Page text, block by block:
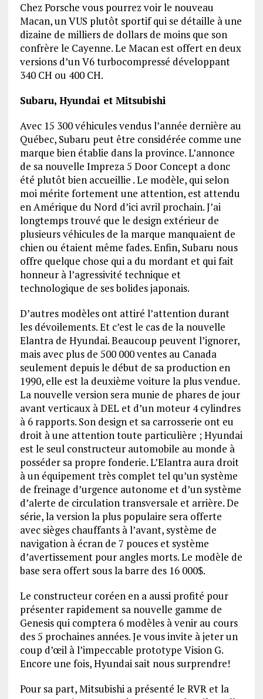
Chez Porsche vous pourrez voir le nouveau
Macan, un VUS plutôt sportif qui se détaille à une
dizaine de milliers de dollars de moins que son
confrère le Cayenne. Le Macan est offert en deux
versions d’un V6 turbocompressé développant
340 CH ou 400 CH.
Subaru, Hyundai et Mitsubishi
Avec 15 300 véhicules vendus l’année dernière au
Québec, Subaru peut être considérée comme une
marque bien établie dans la province. L’annonce
de sa nouvelle Impreza 5 Door Concept a donc
été plutôt bien accueillie . Le modèle, qui selon
moi mérite fortement une attention, est attendu
en Amérique du Nord d’ici avril prochain. J’ai
longtemps trouvé que le design extérieur de
plusieurs véhicules de la marque manquaient de
chien ou étaient même fades. Enfin, Subaru nous
offre quelque chose qui a du mordant et qui fait
honneur à l’agressivité technique et
technologique de ses bolides japonais.
D’autres modèles ont attiré l’attention durant
les dévoilements. Et c’est le cas de la nouvelle
Elantra de Hyundai. Beaucoup peuvent l’ignorer,
mais avec plus de 500 000 ventes au Canada
seulement depuis le début de sa production en
1990, elle est la deuxième voiture la plus vendue.
La nouvelle version sera munie de phares de jour
avant verticaux à DEL et d’un moteur 4 cylindres
à 6 rapports. Son design et sa carrosserie ont eu
droit à une attention toute particulière ; Hyundai
est le seul constructeur automobile au monde à
posséder sa propre fonderie. L’Elantra aura droit
à un équipement très complet tel qu’un système
de freinage d’urgence autonome et d’un système
d’alerte de circulation transversale et arrière. De
série, la version la plus populaire sera offerte
avec sièges chauffants à l’avant, système de
navigation à écran de 7 pouces et système
d’avertissement pour angles morts. Le modèle de
base sera offert sous la barre des 16 000$.
Le constructeur coréen en a aussi profité pour
présenter rapidement sa nouvelle gamme de
Genesis qui comptera 6 modèles à venir au cours
des 5 prochaines années. Je vous invite à jeter un
coup d’œil à l’impeccable prototype Vision G.
Encore une fois, Hyundai sait nous surprendre!
Pour sa part, Mitsubishi a présenté le RVR et la